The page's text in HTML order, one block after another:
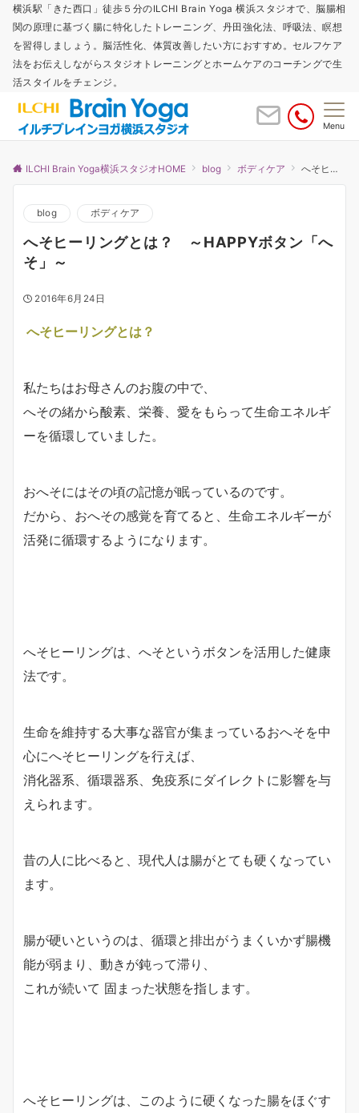
横浜駅「きた西口」徒歩５分のILCHI Brain Yoga 横浜スタジオで、脳腸相
関の原理に基づく腸に特化したトレーニング、丹田強化法、呼吸法、瞑想
を習得しましょう。脳活性化、体質改善したい方におすすめ。セルフケア
法をお伝えしながらスタジオトレーニングとホームケアのコーチングで生
活スタイルをチェンジ。
Menu
ILCHI Brain Yoga横浜スタジオHOME blog ボディケア へそヒーリングとは？ ～HAPPYボタン「へそ」～
blog ボディケア
へそヒーリングとは？ ～HAPPYボタン「へ
そ」～
2016年6月24日
へそヒーリングとは？
私たちはお母さんのお腹の中で、
へその緒から酸素、栄養、愛をもらって生命エネルギ
ーを循環していました。
おへそにはその頃の記憶が眠っているのです。
だから、おへその感覚を育てると、生命エネルギーが
活発に循環するようになります。
へそヒーリングは、へそというボタンを活用した健康
法です。
生命を維持する大事な器官が集まっているおへそを中
心にへそヒーリングを行えば、
消化器系、循環器系、免疫系にダイレクトに影響を与
えられます。
昔の人に比べると、現代人は腸がとても硬くなってい
ます。
腸が硬いというのは、循環と排出がうまくいかず腸機
能が弱まり、動きが鈍って滞り、
これが続いて 固まった状態を指します。
へそヒーリングは、このように硬くなった腸をほぐす